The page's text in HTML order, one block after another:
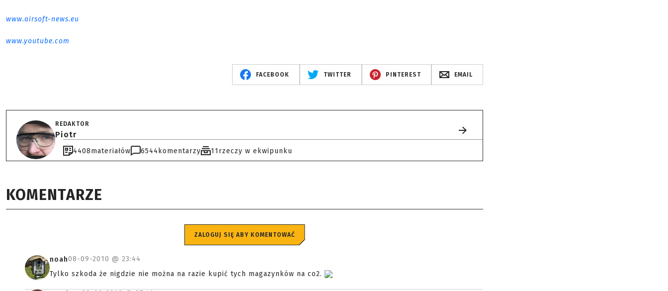
www.airsoft-news.eu
www.youtube.com
FACEBOOK TWITTER PINTEREST EMAIL
REDAKTOR
Piotr
4408materiałów 6544 komentarzy 11rzeczy w ekwipunku
KOMENTARZE
ZALOGUJ SIĘ ABY KOMENTOWAĆ
noah08-09-2010 @ 23:44
Tylko szkoda że nigdzie nie można na razie kupić tych magazynków na co2.